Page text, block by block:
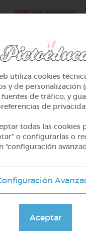
@Webparaelespanol
2º Primaria (7-8 años)
en la cocina y 2
@Webparaelespanol
utiliza cookies
y de personalización
fuentes de tráfico, y
de
todas las cookies
o configurarlas o
“configuración
Aceptar